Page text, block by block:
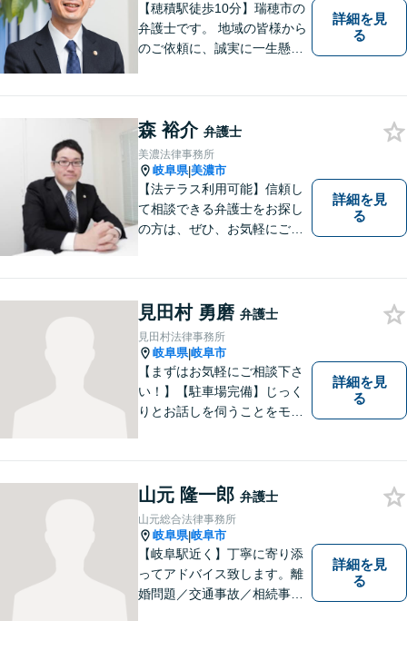
【穂積駅徒歩10分】瑞穂市の
弁護士です。 地域の皆様から
のご依頼に、誠実に一生懸命
はじめとする民事事件に対応
してきました。お気軽にお電
話ください【駐車場完備】
詳細を見
る
森 裕介 弁護士
美濃法律事務所
岐阜県|美濃市
【法テラス利用可能】信頼し
て相談できる弁護士をお探し
の方は、ぜひ、お気軽にご連
詳細を見
る
見田村 勇磨 弁護士
見田村法律事務所
岐阜県|岐阜市
【まずはお気軽にご相談下さ
い！】【駐車場完備】じっく
りとお話しを伺うことをモッ
詳細を見
る
山元 隆一郎 弁護士
山元総合法律事務所
岐阜県|岐阜市
【岐阜駅近く】丁寧に寄り添
ってアドバイス致します。離
婚問題／交通事故／相続事件
詳細を見
る